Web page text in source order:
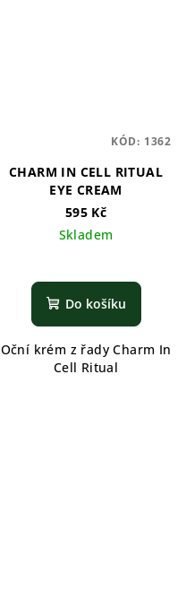
CHARM IN CELL RITUAL
EYE CREAM
595 Kč
Skladem
Do košíku
Oční krém z řady Charm In
Cell Ritual
KÓD: 1362